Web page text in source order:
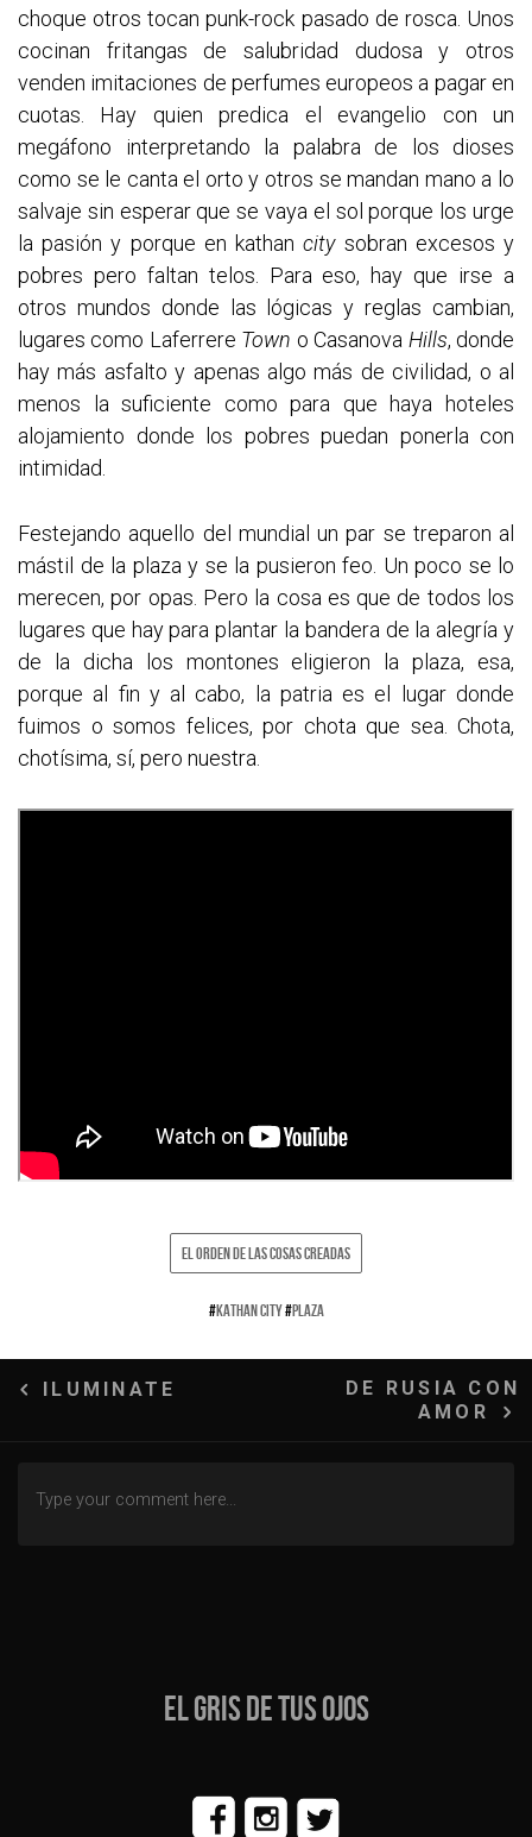
choque otros tocan punk-rock pasado de rosca. Unos
cocinan fritangas de salubridad dudosa y otros
venden imitaciones de perfumes europeos a pagar en
cuotas. Hay quien predica el evangelio con un
megáfono interpretando la palabra de los dioses
como se le canta el orto y otros se mandan mano a lo
salvaje sin esperar que se vaya el sol porque los urge
la pasión y porque en kathancitysobran excesos y
pobres pero faltan telos. Para eso, hay que irse a
otros mundos donde las lógicas y reglas cambian,
lugares como Laferrere Town o Casanova Hills, donde
hay más asfalto y apenas algo más de civilidad, o al
menos la suficiente como para que haya hoteles
alojamiento donde los pobres puedan ponerla con
intimidad.
Festejando aquello del mundial un par se treparon al
mástil de la plaza y se la pusieron feo. Un poco se lo
merecen, por opas. Pero la cosa es que de todos los
lugares que hay para plantar la bandera de la alegría y
de la dicha los montones eligieron la plaza, esa,
porque al fin y al cabo, la patria es el lugar donde
fuimos o somos felices, por chota que sea. Chota,
chotísima, sí, pero nuestra.
EL ORDEN DE LAS COSAS CREADAS
#KATHAN CITY#PLAZA
Navegación
entradas
ILUMINATE
DE RUSIA CON
AMOR
EL GRIS DE TUS OJOS